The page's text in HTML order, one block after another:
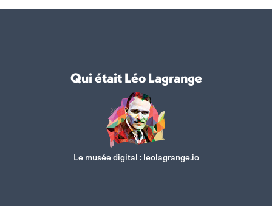
Qui était Léo Lagrange
Le musée digital :leolagrange.io